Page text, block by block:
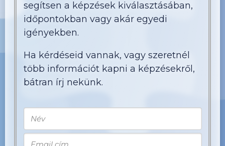
segítsen a képzések kiválasztásában,
időpontokban vagy akár egyedi
igényekben.
Ha kérdéseid vannak, vagy szeretnél
több információt kapni a képzésekről,
bátran írj nekünk.